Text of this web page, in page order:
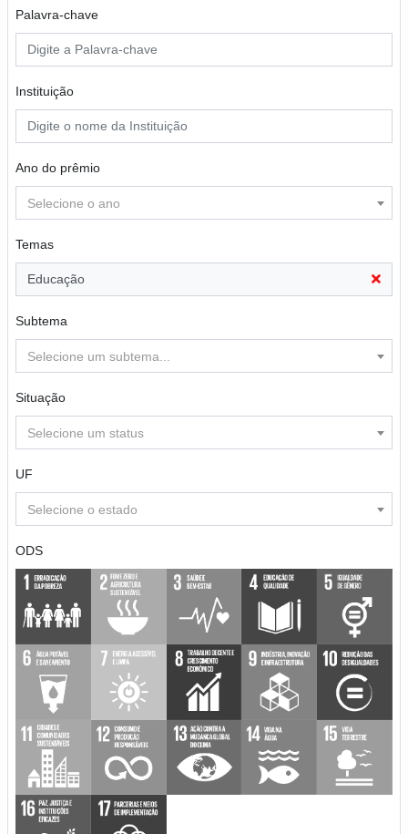
Palavra-chave
Instituição
Ano do prêmio
Selecione o ano
Temas
Educação
Subtema
Selecione um subtema...
Situação
Selecione um status
UF
Selecione o estado
ODS